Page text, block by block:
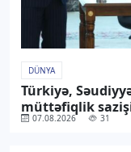
DÜNYA
Türkiyə,
müttəfiqlik
07.08.2026 31